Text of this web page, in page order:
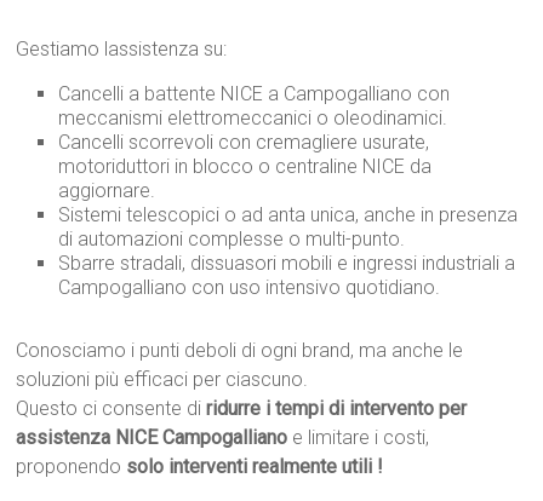
Gestiamo lassistenza su:
Cancelli a battente NICE a Campogalliano con
meccanismi elettromeccanici o oleodinamici.
Cancelli scorrevoli con cremagliere usurate,
motoriduttori in blocco o centraline NICE da
aggiornare.
Sistemi telescopici o ad anta unica, anche in presenza
di automazioni complesse o multi-punto.
Sbarre stradali, dissuasori mobili e ingressi industriali a
Campogalliano con uso intensivo quotidiano.
Conosciamo i punti deboli di ogni brand, ma anche le
soluzioni più efficaci per ciascuno.
Questo ci consente diridurre i tempi di intervento per
assistenza NICE Campogalliano e limitare i costi,
proponendo solo interventi realmente utili !